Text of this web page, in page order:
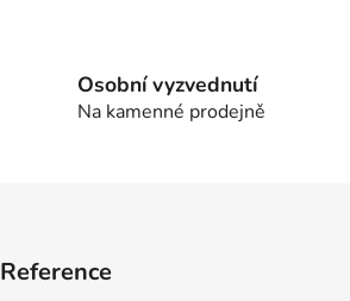
Osobní vyzvednutí
Na kamenné prodejně
Reference